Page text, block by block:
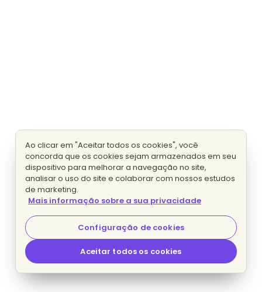
Ao clicar em "Aceitar todos os cookies", você
concorda que os cookies sejam armazenados em seu
dispositivo para melhorar a navegação no site,
analisar o uso do site e colaborar com nossos estudos
de marketing.
Mais informação sobre a sua privacidade
Configuração de cookies
Aceitar todos os cookies